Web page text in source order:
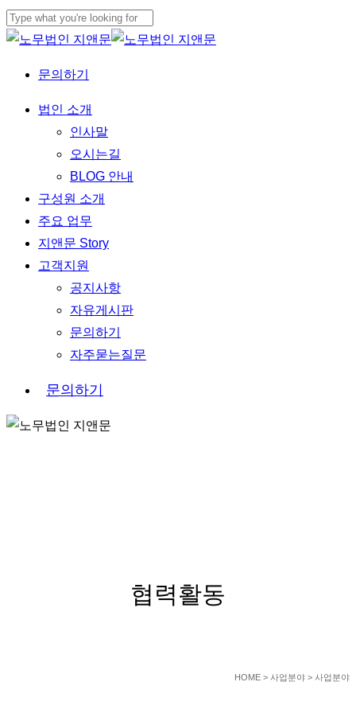
Skip
to
content
Close
문의하기
Menu
법인 소개
인사말
오시는길
BLOG 안내
구성원 소개
주요 업무
지앤문 Story
고객지원
공지사항
자유게시판
문의하기
자주묻는질문
문의 하기
협력활동
HOME > 사업분야 > 사업분야